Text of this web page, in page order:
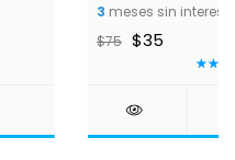
3 meses sin
$75 $35